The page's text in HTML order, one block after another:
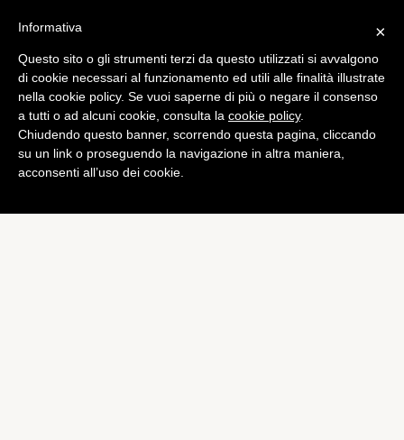
×
Informativa
Questo sito o gli strumenti terzi da questo utilizzati si avvalgono
di cookie necessari al funzionamento ed utili alle finalità illustrate
nella cookie policy. Se vuoi saperne di più o negare il consenso
a tutti o ad alcuni cookie, consulta la cookie policy.
Chiudendo questo banner, scorrendo questa pagina, cliccando
su un link o proseguendo la navigazione in altra maniera,
acconsenti all’uso dei cookie.